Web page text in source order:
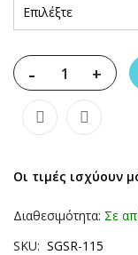
- +
Οι τιμές ισχύουν
Διαθεσιμότητα: Σε
SKU
SGSR-115